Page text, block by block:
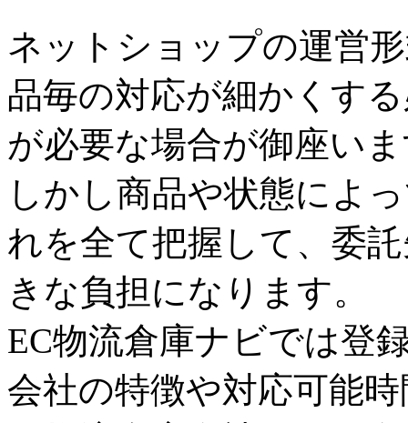
ネットショップの運営
品毎の対応が細かくす
が必要な場合が御座い
しかし商品や状態によ
れを全て把握して、委
きな負担になります。
EC物流倉庫ナビでは登
会社の特徴や対応可能